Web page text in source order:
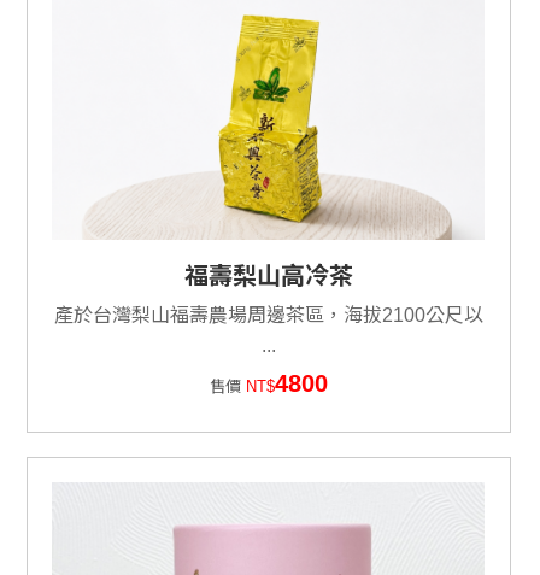
福壽梨山高冷茶
產於台灣梨山福壽農場周邊茶區，海拔2100公尺以
...
售價 NT$4800